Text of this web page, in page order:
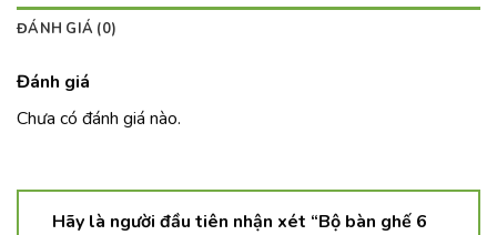
ĐÁNH GIÁ (0)
Đánh giá
Chưa có đánh giá nào.
Hãy là người đầu tiên nhận xét “Bộ bàn ghế 6